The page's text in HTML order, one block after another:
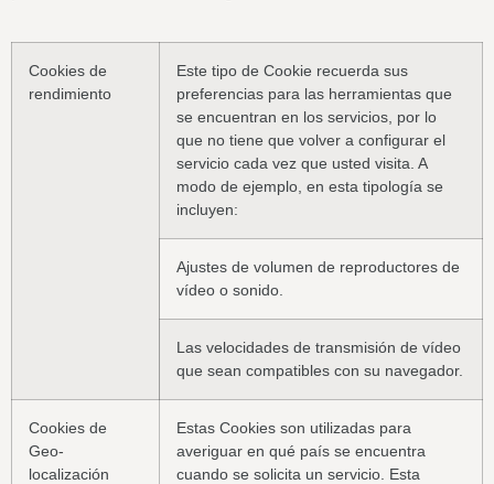
Cookies de
rendimiento
Este tipo de Cookie recuerda sus
preferencias para las herramientas que
se encuentran en los servicios, por lo
que no tiene que volver a configurar el
servicio cada vez que usted visita. A
modo de ejemplo, en esta tipología se
incluyen:
Ajustes de volumen de reproductores de
vídeo o sonido.
Las velocidades de transmisión de vídeo
que sean compatibles con su navegador.
Cookies de
Geo-
localización
Estas Cookies son utilizadas para
averiguar en qué país se encuentra
cuando se solicita un servicio. Esta